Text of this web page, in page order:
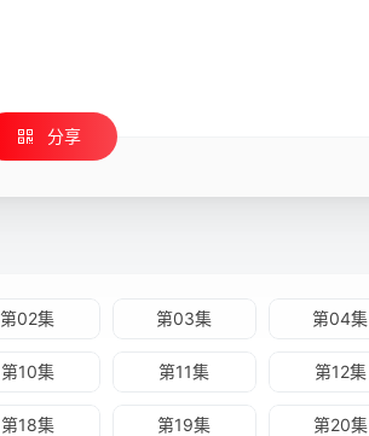
分享
第02集 第03集 第04集
第10集 第11集 第12集
第18集 第19集 第20集